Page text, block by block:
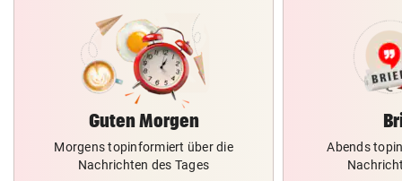
Guten Morgen
Morgens topinformiert über die
Nachrichten des Tages
Abends